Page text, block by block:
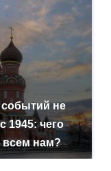
событий не
1945: чего
всем нам?